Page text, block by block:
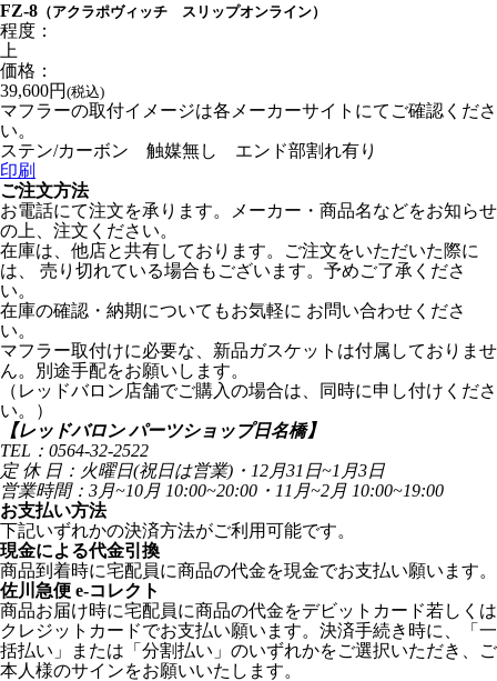
FZ-8 （アクラポヴィッチ スリップオンライン）
程度：
上
価格：
39,600円 (税込)
マフラーの取付イメージは各メーカーサイトにてご確認くださ
い。
ステン/カーボン 触媒無し エンド部割れ有り
印刷
ご注文方法
お電話にて注文を承ります。メーカー・商品名などをお知らせ
の上、注文ください。
在庫は、他店と共有しております。ご注文をいただいた際に
は、 売り切れている場合もございます。予めご了承くださ
い。
在庫の確認・納期についてもお気軽に お問い合わせくださ
い。
マフラー取付けに必要な、新品ガスケットは付属しておりませ
ん。別途手配をお願いします。
（レッドバロン店舗でご購入の場合は、同時に申し付けくださ
い。）
【レッドバロン パーツショップ日名橋】
TEL：0564-32-2522
定 休 日：火曜日(祝日は営業)・12月31日~1月3日
営業時間：3月~10月 10:00~20:00・11月~2月 10:00~19:00
お支払い方法
下記いずれかの決済方法がご利用可能です。
現金による代金引換
商品到着時に宅配員に商品の代金を現金でお支払い願います。
佐川急便 e-コレクト
商品お届け時に宅配員に商品の代金をデビットカード若しくは
クレジットカードでお支払い願います。決済手続き時に、「一
括払い」または「分割払い」のいずれかをご選択いただき、ご
本人様のサインをお願いいたします。